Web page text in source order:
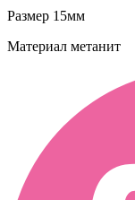
Размер 15мм
Материал метанит